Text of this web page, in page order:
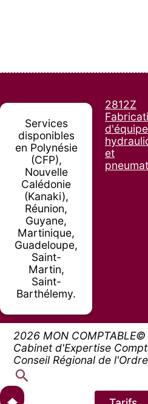
Services
disponibles
en Polynésie
(CFP),
Nouvelle
Calédonie
(Kanaki),
Réunion,
Guyane,
Martinique,
Guadeloupe,
Saint-
Martin,
Saint-
Barthélemy.
2812Z
et
2026 MON
Cabinet d'Expertise
Conseil Régional de